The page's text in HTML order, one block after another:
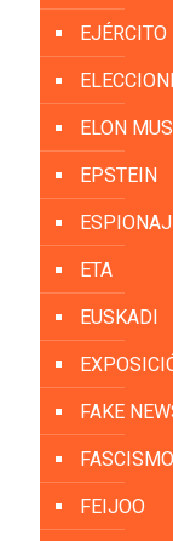
EJÉRCITO
ELON
EPSTEIN
ETA
EUSKADI
FAKE
FASCISMO
FEIJOO